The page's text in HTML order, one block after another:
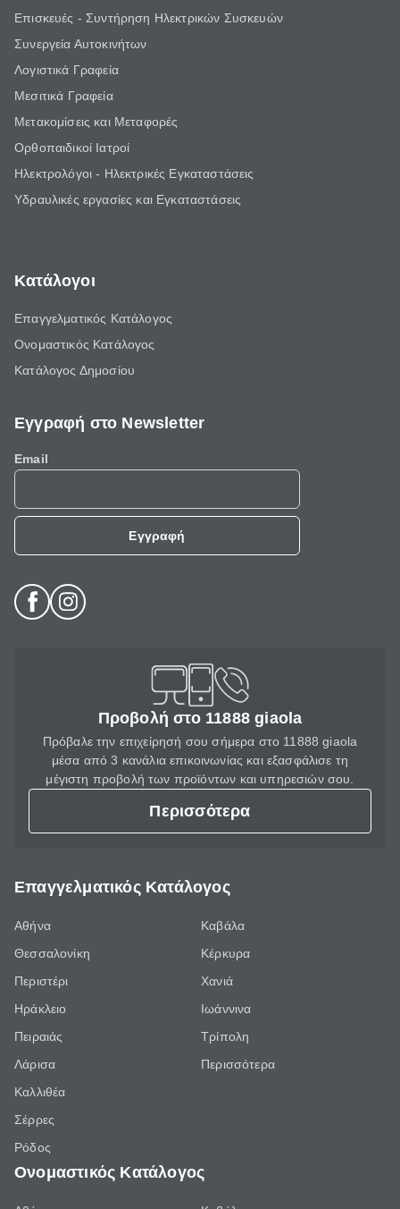
Επισκευές - Συντήρηση Ηλεκτρικών Συσκευών
Συνεργεία Αυτοκινήτων
Λογιστικά Γραφεία
Μεσιτικά Γραφεία
Μετακομίσεις και Μεταφορές
Ορθοπαιδικοί Ιατροί
Ηλεκτρολόγοι - Ηλεκτρικές Εγκαταστάσεις
Υδραυλικές εργασίες και Εγκαταστάσεις
Κατάλογοι
Επαγγελματικός Κατάλογος
Ονομαστικός Κατάλογος
Κατάλογος Δημοσίου
Εγγραφή στο Newsletter
Email
Εγγραφή
Προβολή στο 11888 giaola
Πρόβαλε την επιχείρησή σου σήμερα στο 11888 giaola
μέσα από 3 κανάλια επικοινωνίας και εξασφάλισε τη
μέγιστη προβολή των προϊόντων και υπηρεσιών σου.
Περισσότερα
Επαγγελματικός Κατάλογος
Αθήνα
Θεσσαλονίκη
Περιστέρι
Ηράκλειο
Πειραιάς
Λάρισα
Καλλιθέα
Σέρρες
Ρόδος
Καβάλα
Κέρκυρα
Χανιά
Ιωάννινα
Τρίπολη
Περισσότερα
Ονομαστικός Κατάλογος